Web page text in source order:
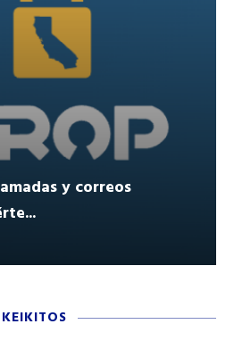
y correos
KEIKITOS